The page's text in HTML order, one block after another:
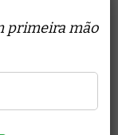
primeira mão